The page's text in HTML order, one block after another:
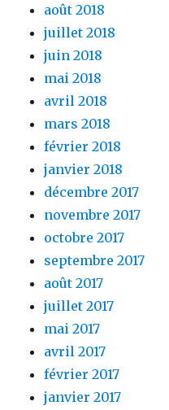
août 2018
juillet 2018
juin 2018
mai 2018
avril 2018
mars 2018
février 2018
janvier 2018
décembre 2017
novembre 2017
octobre 2017
septembre 2017
août 2017
juillet 2017
mai 2017
avril 2017
février 2017
janvier 2017